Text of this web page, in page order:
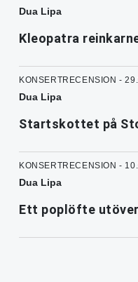
Dua Lipa
Kleopatra
KONSERTRECENSION -
Dua Lipa
Startskottet på
KONSERTRECENSION -
Dua Lipa
Ett poplöfte